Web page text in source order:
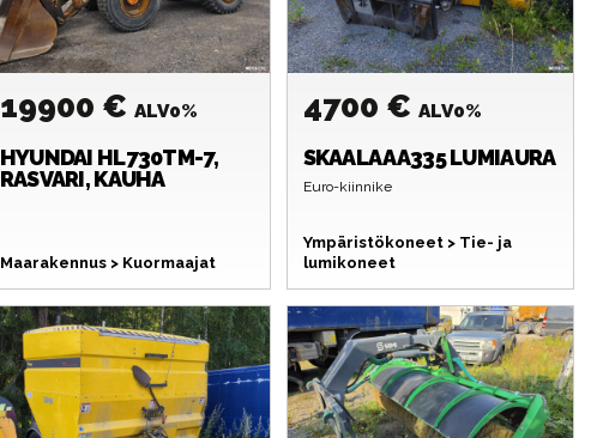
19900 € ALV0%
HYUNDAI HL730TM-7,
RASVARI, KAUHA
Maarakennus > Kuormaajat
4700 € ALV0%
SKAALAAA335 LUMIAURA
Euro-kiinnike
Ympäristökoneet > Tie- ja
lumikoneet